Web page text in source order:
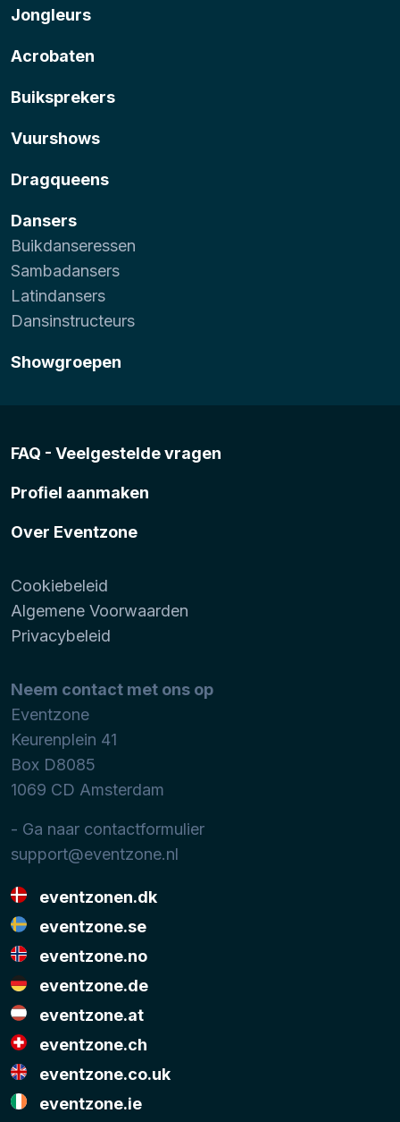
Jongleurs
Acrobaten
Buiksprekers
Vuurshows
Dragqueens
Dansers
Buikdanseressen
Sambadansers
Latindansers
Dansinstructeurs
Showgroepen
FAQ - Veelgestelde vragen
Profiel aanmaken
Over Eventzone
Cookiebeleid
Algemene Voorwaarden
Privacybeleid
Neem contact met ons op
Eventzone
Keurenplein 41
Box D8085
1069 CD Amsterdam
- Ga naar contactformulier
support@eventzone.nl
eventzonen.dk
eventzone.se
eventzone.no
eventzone.de
eventzone.at
eventzone.ch
eventzone.co.uk
eventzone.ie